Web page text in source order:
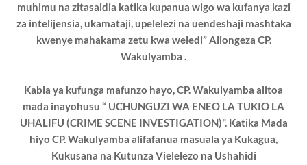
muhimu na zitasaidia katika kupanua wigo wa kufanya kazi
za intelijensia, ukamataji, upelelezi na uendeshaji mashtaka
kwenye mahakama zetu kwa weledi” Aliongeza CP.
Wakulyamba .
Kabla ya kufunga mafunzo hayo, CP. Wakulyamba alitoa
mada inayohusu “ UCHUNGUZI WA ENEO LA TUKIO LA
UHALIFU (CRIME SCENE INVESTIGATION)". Katika Mada
hiyo CP. Wakulyamba alifafanua masuala ya Kukagua,
Kukusana na Kutunza Vielelezo na Ushahidi